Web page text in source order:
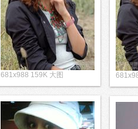
681x988 159K 大图